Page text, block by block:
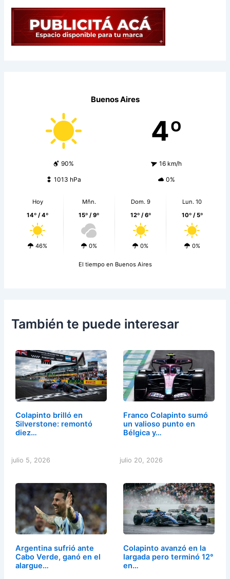
Buenos Aires
4º
90% 16 km/h
1013 hPa 0%
Hoy
14º / 4º
46%
Mñn.
15º / 9º
0%
Dom. 9
12º / 6º
0%
Lun. 10
10º / 5º
0%
El tiempo en Buenos Aires
También te puede interesar
Colapinto brilló en
Silverstone: remontó
diez…
julio 5, 2026
Franco Colapinto sumó
un valioso punto en
Bélgica y…
julio 20, 2026
Argentina sufrió ante
Cabo Verde, ganó en el
alargue…
Colapinto avanzó en la
largada pero terminó 12°
en…